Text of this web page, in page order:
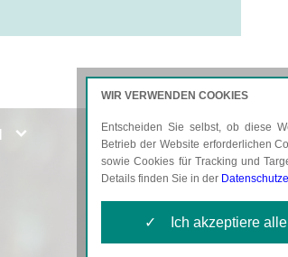
AKTUELLES
WIR VERWENDEN COOKIES
Entscheiden Sie selbst, ob diese
Betrieb der Website erforderlichen
sowie Cookies für Tracking und
Details finden Sie in der
✓ Ich akzeptiere